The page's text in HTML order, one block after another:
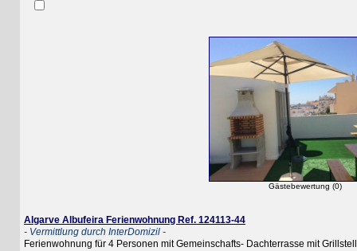
Gästebewertung (0)
Algarve Albufeira Ferienwohnung Ref. 124113-44
- Vermittlung durch InterDomizil -
Ferienwohnung für 4 Personen mit Gemeinschafts- Dachterrasse mit Grillstelle